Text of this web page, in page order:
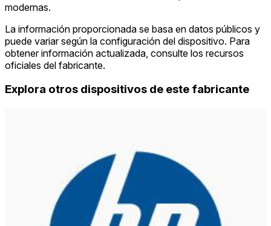
modernas.
La información proporcionada se basa en datos públicos y
puede variar según la configuración del dispositivo. Para
obtener información actualizada, consulte los recursos
oficiales del fabricante.
Explora otros dispositivos de este fabricante